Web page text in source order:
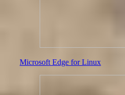
Microsoft Edge for Linux